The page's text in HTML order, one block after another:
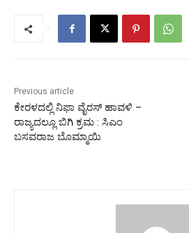
Previous article
ಕೇರಳದಲ್ಲಿ ನಿಫಾ ವೈರಸ್ ಹಾವಳಿ –
ರಾಜ್ಯದಲ್ಲೂ ಬಿಗಿ ಕ್ರಮ : ಸಿಎಂ
ಬಸವರಾಜ ಬೊಮ್ಮಾಯಿ